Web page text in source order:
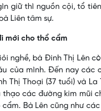
giữ thì nguồn cội, tổ
Liên tâm sự.
mới cho thổ cẩm
nghề, bà Đinh Thị Lên
của mình. Đến nay các
Thị Thoại (37 tuổi) và La
thạo các đường kim mũi
cẩm. Bà Lên cũng như